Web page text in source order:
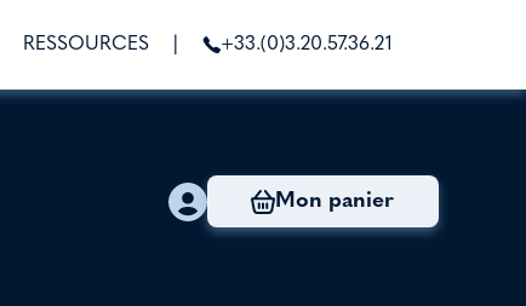
RESSOURCES +33.(0)3.20.57.36.21
Mon panier